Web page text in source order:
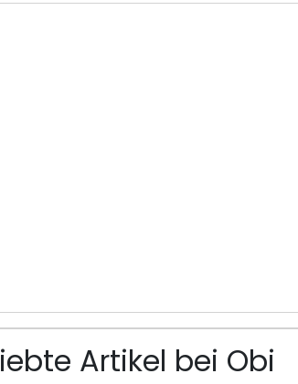
Artikel bei Obi